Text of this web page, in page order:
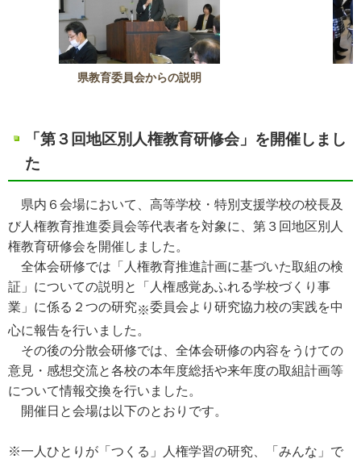
県教育委員会からの説明
「第３回地区別人権教育研修会」を開催しまし
た
県内６会場において、高等学校・特別支援学校の校長及
び人権教育推進委員会等代表者を対象に、第３回地区別人
権教育研修会を開催しました。
全体会研修では「人権教育推進計画に基づいた取組の検
証」についての説明と「人権感覚あふれる学校づくり事
業」に係る２つの研究※委員会より研究協力校の実践を中
心に報告を行いました。
その後の分散会研修では、全体会研修の内容をうけての
意見・感想交流と各校の本年度総括や来年度の取組計画等
について情報交換を行いました。
開催日と会場は以下のとおりです。
※一人ひとりが「つくる」人権学習の研究、「みんな」で